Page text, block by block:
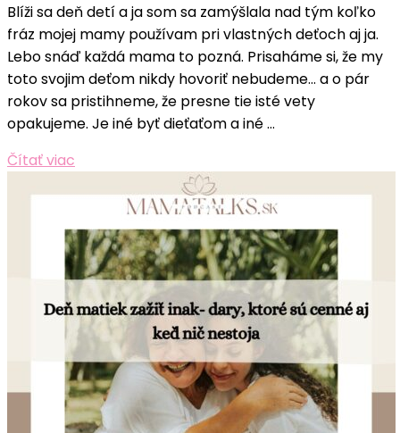
Blíži sa deň detí a ja som sa zamýšlala nad tým koľko
fráz mojej mamy používam pri vlastných deťoch aj ja.
Lebo snáď každá mama to pozná. Prisaháme si, že my
toto svojim deťom nikdy hovoriť nebudeme… a o pár
rokov sa pristihneme, že presne tie isté vety
opakujeme. Je iné byť dieťaťom a iné …
Čítať viac